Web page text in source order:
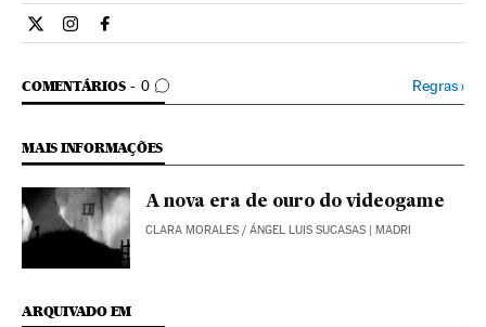
Ciencia El País Brasil en Twitter
Ciencia El País Brasil en Instagram
Ciencia El País Brasil en Facebook
COMENTÁRIOS 0
COMENTÁRIOS Regras›
MAIS INFORMAÇÕES
A nova era de ouro do videogame
CLARA MORALES / ÁNGEL LUIS SUCASAS | MADRI
ARQUIVADO EM